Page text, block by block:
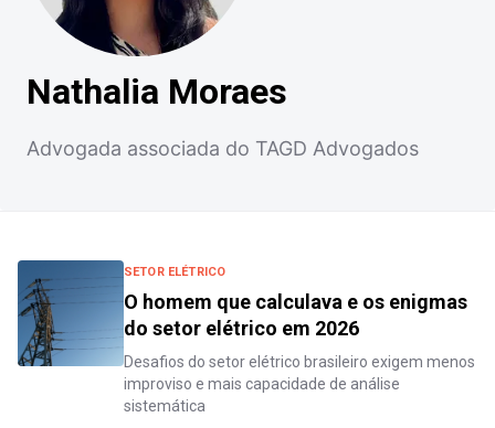
Nathalia Moraes
Advogada associada do TAGD Advogados
SETOR ELÉTRICO
O homem que calculava e os enigmas
do setor elétrico em 2026
Desafios do setor elétrico brasileiro exigem menos
improviso e mais capacidade de análise
sistemática